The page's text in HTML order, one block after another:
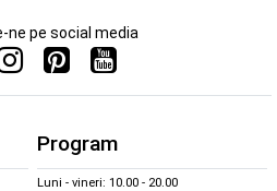
ne pe social media
Program
Luni - vineri: 10.00 - 20.00